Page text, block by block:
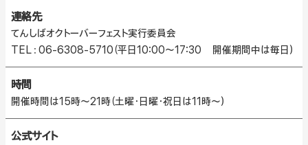
連絡先
てんしばオクトーバーフェスト実行委員会
TEL：06-6308-5710（平日10:00～17:30 開催期間中は毎日）
時間
開催時間は15時～21時（土曜・日曜・祝日は11時～）
公式サイト